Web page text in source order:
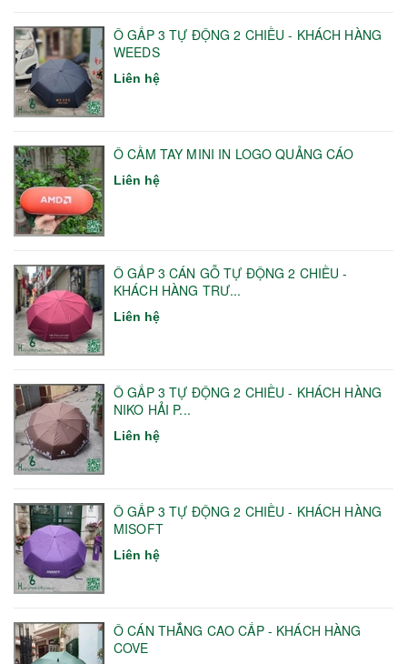
Ô GẤP 3 TỰ ĐỘNG 2 CHIỀU - KHÁCH HÀNG
WEEDS
Liên hệ
Ô CẦM TAY MINI IN LOGO QUẢNG CÁO
Liên hệ
Ô GẤP 3 CÁN GỖ TỰ ĐỘNG 2 CHIỀU -
KHÁCH HÀNG TRƯ...
Liên hệ
Ô GẤP 3 TỰ ĐỘNG 2 CHIỀU - KHÁCH HÀNG
NIKO HẢI P...
Liên hệ
Ô GẤP 3 TỰ ĐỘNG 2 CHIỀU - KHÁCH HÀNG
MISOFT
Liên hệ
Ô CÁN THẲNG CAO CẤP - KHÁCH HÀNG
COVE